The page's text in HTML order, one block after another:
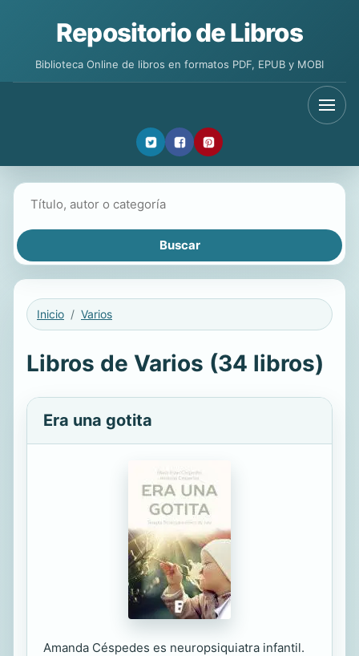
Repositorio de Libros
Biblioteca Online de libros en formatos PDF, EPUB y MOBI
Inicio Varios
Libros de Varios (34 libros)
Era una gotita
Amanda Céspedes es neuropsiquiatra infantil.